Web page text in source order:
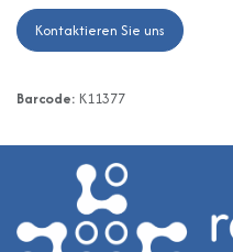
Kontaktieren Sie uns
Barcode: K11377